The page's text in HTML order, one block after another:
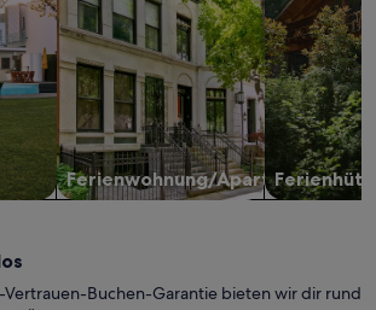
Ferienwohnung/Apartment
Buchen-Garantie bieten wir dir rund